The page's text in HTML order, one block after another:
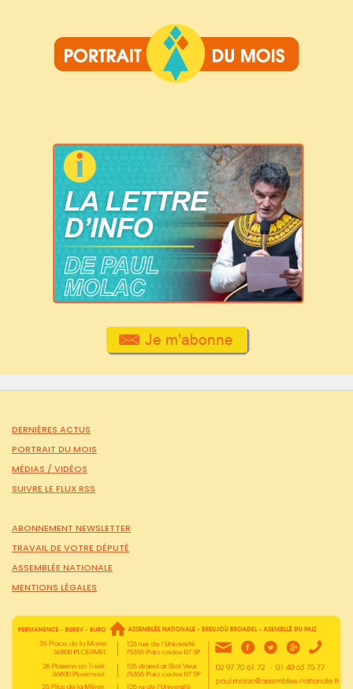
DERNIÈRES ACTUS
PORTRAIT DU MOIS
MÉDIAS / VIDÉOS
SUIVRE LE FLUX RSS
ABONNEMENT NEWSLETTER
TRAVAIL DE VOTRE DÉPUTÉ
ASSEMBLÉE NATIONALE
MENTIONS LÉGALES